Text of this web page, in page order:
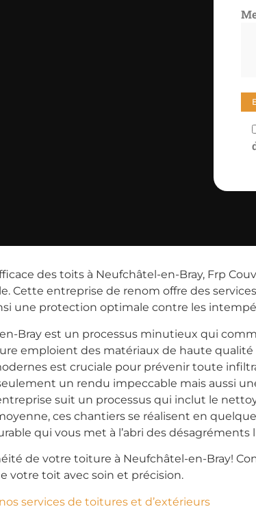
des toits à Neufchâtel-en-Bray, Frp
Cette entreprise de renom offre des
une protection optimale contre les
Bray est un processus minutieux qui
emploient des matériaux de haute
est cruciale pour prévenir toute
un rendu impeccable mais aussi
suit un processus qui inclut le
ces chantiers se réalisent en
qui vous met à l’abri des
de votre toiture à Neufchâtel-en-Bray!
votre toit avec soin et précision.
nos services de toitures et d’extérieurs